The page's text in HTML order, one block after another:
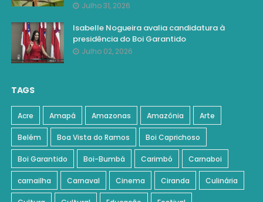
Julho 31, 2026
Isabelle Nogueira avalia candidatura à
presidência do Boi Garantido
Julho 02, 2026
TAGS
Acre Amapá Amazonas Amazônia Arte
Belém Boa Vista do Ramos Boi Caprichoso
Boi Garantido Boi-Bumbá Carimbó Carnaboi
carnailha Carnaval Cinema Ciranda Culinária